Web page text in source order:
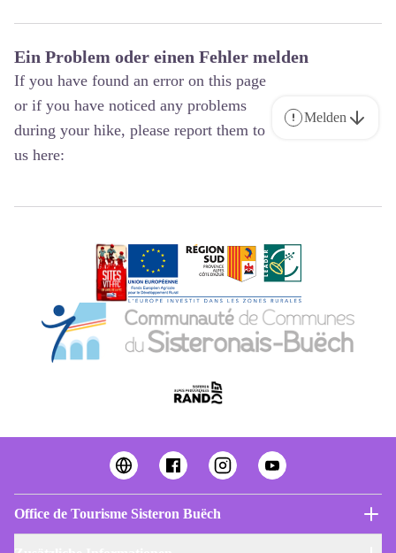
Ein Problem oder einen Fehler melden
If you have found an error on this page
or if you have noticed any problems
during your hike, please report them to
us here:
Melden
Office de Tourisme Sisteron Buëch